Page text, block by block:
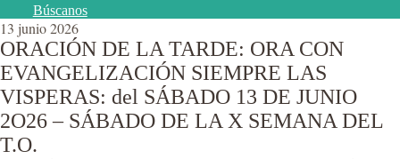
Búscanos
13 junio 2026
ORACIÓN DE LA TARDE: ORA CON
EVANGELIZACIÓN SIEMPRE LAS
VISPERAS: del SÁBADO 13 DE JUNIO
2O26 – SÁBADO DE LA X SEMANA DEL
T.O.